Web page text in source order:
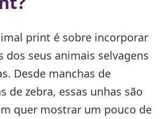
print é sobre incorporar
dos seus animais selvagens
Desde manchas de
de zebra, essas unhas são
quer mostrar um pouco de